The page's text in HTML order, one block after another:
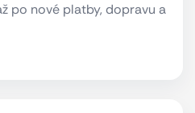
po nové platby, dopravu a